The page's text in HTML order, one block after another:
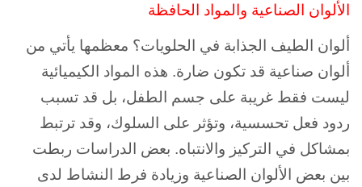
الألوان الصناعية والمواد الحافظة
ألوان الطيف الجذابة في الحلويات؟ معظمها يأتي من
ألوان صناعية قد تكون ضارة. هذه المواد الكيميائية
ليست فقط غريبة على جسم الطفل، بل قد تسبب
ردود فعل تحسسية، وتؤثر على السلوك، وقد ترتبط
بمشاكل في التركيز والانتباه. بعض الدراسات ربطت
بين بعض الألوان الصناعية وزيادة فرط النشاط لدى